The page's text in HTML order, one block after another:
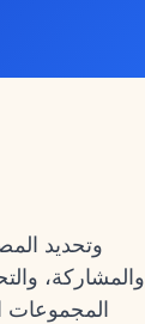
والمشاركة،
المجموعات